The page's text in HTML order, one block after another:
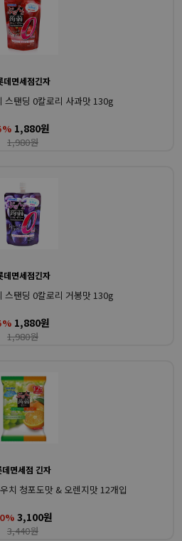
데면세점긴자
스탠딩 0칼로리 사과맛 130g
1,880원
1,980원
데면세점긴자
스탠딩 0칼로리 거봉맛 130g
1,880원
1,980원
데면세점 긴자
치 청포도맛 & 오렌지맛 12개입
3,100원
3,440원